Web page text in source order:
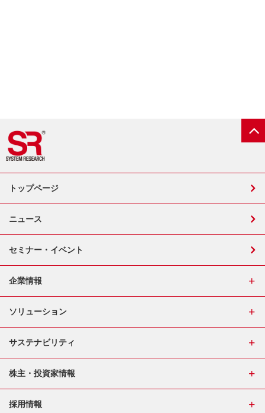
トップページ
ニュース
セミナー・イベント
企業情報
ソリューション
サステナビリティ
株主・投資家情報
採用情報